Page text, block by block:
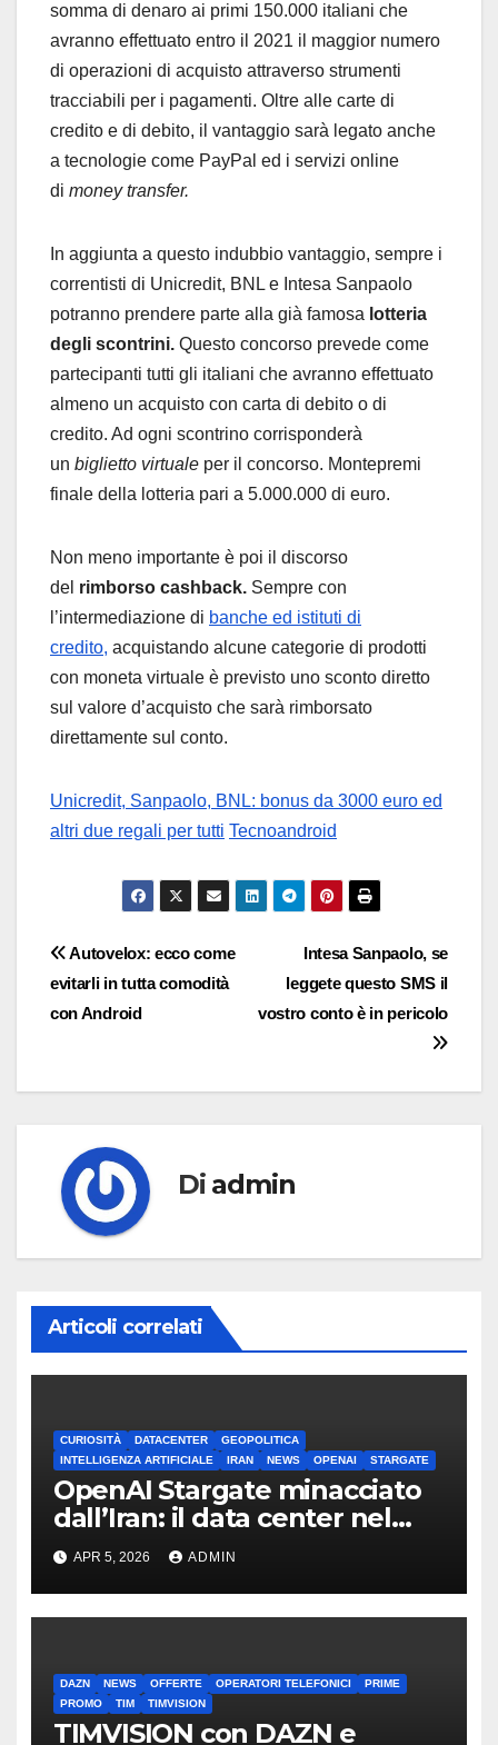
somma di denaro ai primi 150.000 italiani che
avranno effettuato entro il 2021 il maggior numero
di operazioni di acquisto attraverso strumenti
tracciabili per i pagamenti. Oltre alle carte di
credito e di debito, il vantaggio sarà legato anche
a tecnologie come PayPal ed i servizi online
di money transfer.
In aggiunta a questo indubbio vantaggio, sempre i
correntisti di Unicredit, BNL e Intesa Sanpaolo
potranno prendere parte alla già famosa lotteria
degli scontrini. Questo concorso prevede come
partecipanti tutti gli italiani che avranno effettuato
almeno un acquisto con carta di debito o di
credito. Ad ogni scontrino corrisponderà
un biglietto virtuale per il concorso. Montepremi
finale della lotteria pari a 5.000.000 di euro.
Non meno importante è poi il discorso
del rimborso cashback. Sempre con
l’intermediazione di banche ed istituti di
credito, acquistando alcune categorie di prodotti
con moneta virtuale è previsto uno sconto diretto
sul valore d’acquisto che sarà rimborsato
direttamente sul conto.
Unicredit, Sanpaolo, BNL: bonus da 3000 euro ed
altri due regali per tutti Tecnoandroid
Navigazione
articoli
Intesa Sanpaolo, se
leggete questo SMS il
vostro conto è in pericolo
Autovelox: ecco come
evitarli in tutta comodità
con Android
Di admin
Articoli correlati
CURIOSITÀ DATACENTER
GEOPOLITICA
INTELLIGENZA ARTIFICIALE
IRAN NEWS OPENAI STARGATE
OpenAI Stargate minacciato
dall’Iran: il data center nel
mirino
APR 5, 2026 ADMIN
DAZN NEWS OFFERTE OPERATORI TELEFONICI
PRIME
PROMO
TIM TIMVISION
TIMVISION con DAZN e